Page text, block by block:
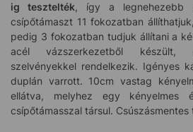
ig tesztelték, így a legnehezebb
csípőtámaszt 11 fokozatban
pedig 3 fokozatban tudjuk állítani a
acél vázszerkezetből készült,
szelvényekkel rendelkezik. Igényes
duplán varrott. 10cm vastag
ellátva, melyhez egy kényelmes
csípőtámasszal társul.